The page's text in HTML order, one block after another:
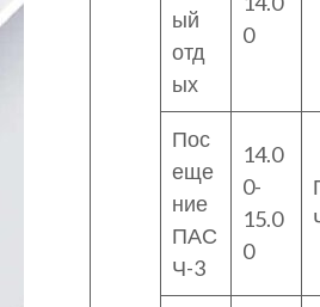
ый
отд
ых
0
Пос
еще
ние
ПАС
Ч-3
14.0
0-
15.0
0